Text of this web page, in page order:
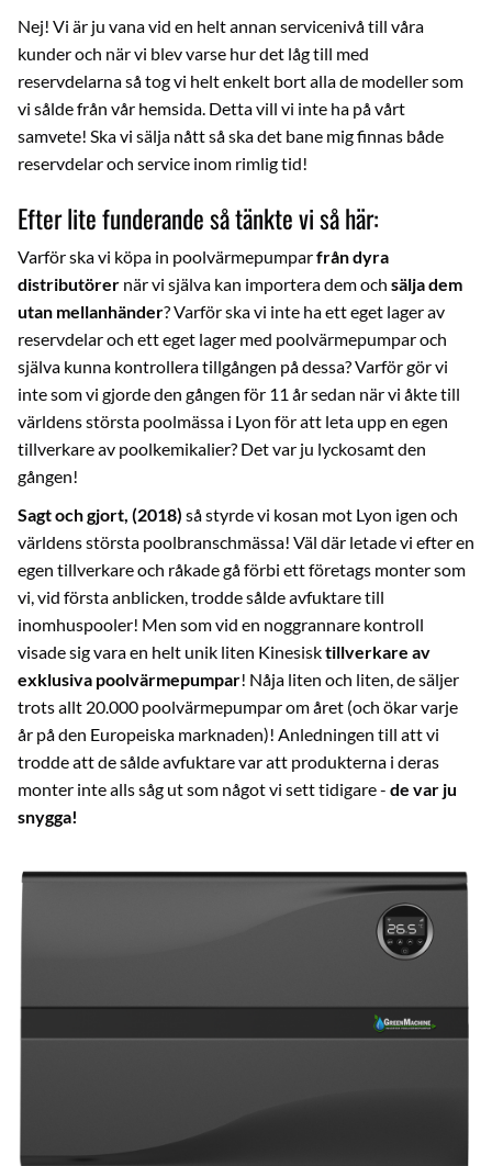
Nej! Vi är ju vana vid en helt annan servicenivå till våra
kunder och när vi blev varse hur det låg till med
reservdelarna så tog vi helt enkelt bort alla de modeller som
vi sålde från vår hemsida. Detta vill vi inte ha på vårt
samvete! Ska vi sälja nått så ska det bane mig finnas både
reservdelar och service inom rimlig tid!
Efter lite funderande så tänkte vi så här:
Varför ska vi köpa in poolvärmepumparfrån dyra
distributörer när vi själva kan importera dem och sälja dem
utan mellanhänder? Varför ska vi inte ha ett eget lager av
reservdelar och ett eget lager med poolvärmepumpar och
själva kunna kontrollera tillgången på dessa? Varför gör vi
inte som vi gjorde den gången för 11 år sedan när vi åkte till
världens största poolmässa i Lyon för att leta upp en egen
tillverkare av poolkemikalier? Det var ju lyckosamt den
gången!
Sagt och gjort, (2018) så styrde vi kosan mot Lyon igen och
världens största poolbranschmässa! Väl där letade vi efter en
egen tillverkare och råkade gå förbi ett företags monter som
vi, vid första anblicken, trodde sålde avfuktare till
inomhuspooler! Men som vid en noggrannare kontroll
visade sig vara en helt unik liten Kinesisktillverkare av
exklusiva poolvärmepumpar! Nåja liten och liten, de säljer
trots allt 20.000 poolvärmepumpar om året (och ökar varje
år på den Europeiska marknaden)! Anledningen till att vi
trodde att de sålde avfuktare var att produkterna i deras
monter inte alls såg ut som något vi sett tidigare - de var ju
snygga!